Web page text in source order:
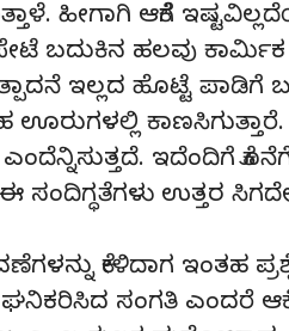
ಹೀಗಾಗಿ ಆಕೆಗೆ
ಬದುಕಿನ ಹಲವು ಕಾರ್ಮಿಕ
ಇಲ್ಲದ ಹೊಟ್ಟೆ
ಊರುಗಳಲ್ಲಿ
ಇದೆಂದಿಗೆ
ಸಂದಿಗ್ಧತೆಗಳು ಉತ್ತರ
ಕೇಳಿದಾಗ ಇಂತಹ
ಸಂಗತಿ ಎಂದರೆ ಆಕೆ